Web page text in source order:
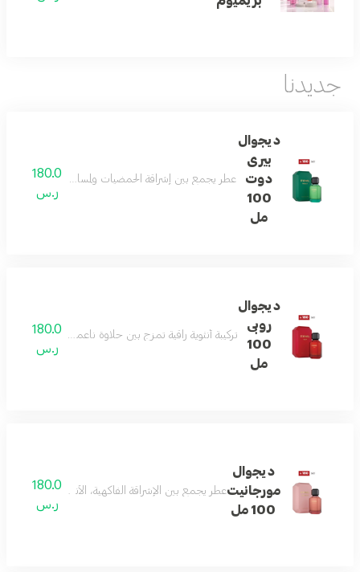
جديدنا
ديجوال
بيرى
دوت
100
مل
عطر يجمع بين إشراقة الحمضيات ولمسات غورماند
180.0
ر.س
ديجوال
روبى
100
مل
تركيبة أنثوية راقية تمزج بين حلاوة ناعمة، قلب زهري
180.0
ر.س
ديجوال
مورجانيت
100 مل
عطر يجمع بين الإشراقة الفاكهية، الأناقة الزهرية،
180.0
ر.س